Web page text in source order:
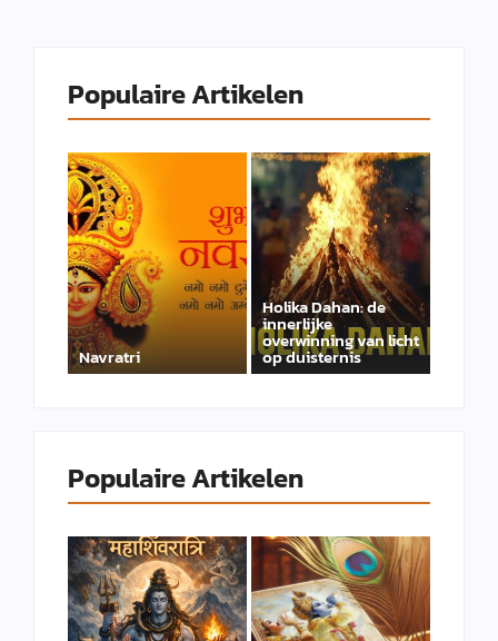
Populaire Artikelen
Navratri
Holika Dahan: de
innerlijke
overwinning van licht
op duisternis
Populaire Artikelen